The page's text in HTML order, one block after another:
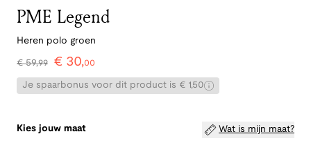
PME Legend
Heren polo groen
€59,99 € 30,00
Je spaarbonus voor dit product is € 1,50
Kies jouw maat Wat is mijn maat?